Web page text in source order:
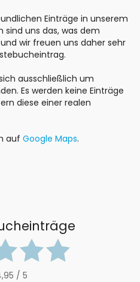
Einträge in unserem
sind uns das, was dem
wir freuen uns daher sehr
ausschließlich um
Es werden keine Einträge
diese einer realen
auf Google Maps.
/ 5